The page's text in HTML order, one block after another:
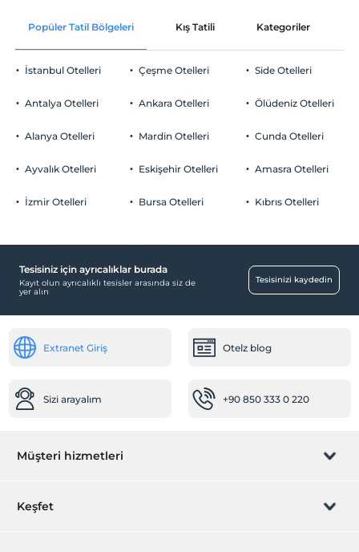
Ortak alanlar ve tüm odalar
Otopark
Ücretsiz Özel Otopark
Çocuk
Hızlı check-in/check-out
Market
Ana kapı giriş düz ayaktır
Check/out
En geç saat 12:00 ve öncesi
Evcil Hayvan
2 yaşına kadar olan bebekler ücretsizdir.
Popüler Tatil Bölgeleri Kış Tatili Kategoriler
İstanbul Otelleri
Antalya Otelleri
Alanya Otelleri
Ayvalık Otelleri
İzmir Otelleri
Çeşme Otelleri
Ankara Otelleri
Mardin Otelleri
Eskişehir Otelleri
Bursa Otelleri
Side Otelleri
Ölüdeniz Otelleri
Cunda Otelleri
Amasra Otelleri
Kıbrıs Otelleri
Tesisiniz için ayrıcalıklar burada
Kayıt olun ayrıcalıklı tesisler arasında siz de
yer alın
Tesisinizi kaydedin
Extranet Giriş Otelz blog
Sizi arayalım +90 850 333 0 220
Müşteri hizmetleri
Rezervasyon yönet
Keşfet